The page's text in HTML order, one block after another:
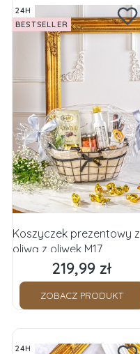
24H
BESTSELLER
Koszyczek prezentowy z
oliwą z oliwek M17
Cena
219,99 zł
ZOBACZ PRODUKT
24H